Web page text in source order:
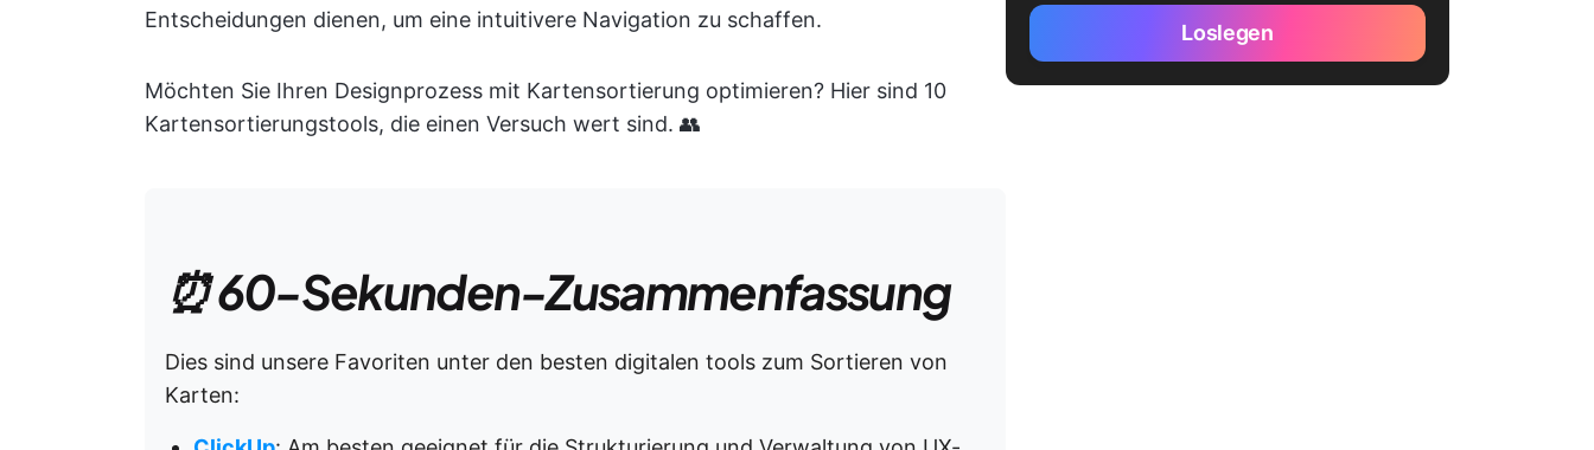
Entscheidungen dienen, um eine intuitivere Navigation zu schaffen.
Möchten Sie Ihren Designprozess mit Kartensortierung optimieren? Hier sind 10
Kartensortierungstools, die einen Versuch wert sind. 👥
⏰ 60-Sekunden-Zusammenfassung
Dies sind unsere Favoriten unter den besten digitalen tools zum Sortieren von
Karten:
Loslegen